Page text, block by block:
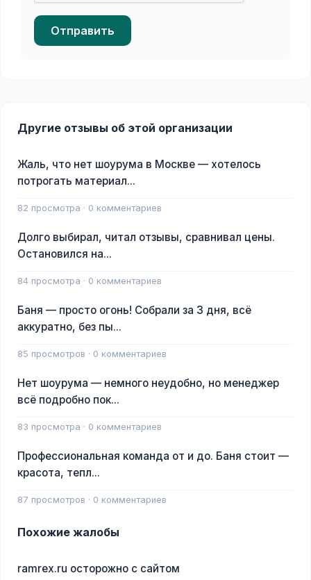
Отправить
Другие отзывы об этой организации
Жаль, что нет шоурума в Москве — хотелось
потрогать материал...
82 просмотра · 0 комментариев
Долго выбирал, читал отзывы, сравнивал цены.
Остановился на...
84 просмотра · 0 комментариев
Баня — просто огонь! Собрали за 3 дня, всё
аккуратно, без пы...
85 просмотров · 0 комментариев
Нет шоурума — немного неудобно, но менеджер
всё подробно пок...
83 просмотра · 0 комментариев
Профессиональная команда от и до. Баня стоит —
красота, тепл...
87 просмотров · 0 комментариев
Похожие жалобы
ramrex.ru осторожно с сайтом